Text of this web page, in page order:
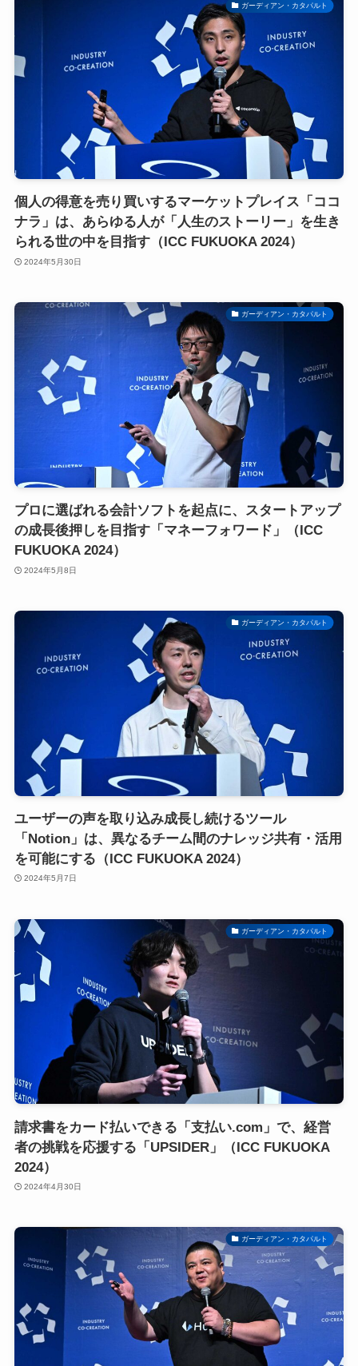
ガーディアン・カタパルト
個人の得意を売り買いするマーケットプレイス「ココ
ナラ」は、あらゆる人が「人生のストーリー」を生き
られる世の中を目指す（ICC FUKUOKA 2024）
2024年5月30日
ガーディアン・カタパルト
プロに選ばれる会計ソフトを起点に、スタートアップ
の成長後押しを目指す「マネーフォワード」（ICC
FUKUOKA 2024）
2024年5月8日
ガーディアン・カタパルト
ユーザーの声を取り込み成長し続けるツール
「Notion」は、異なるチーム間のナレッジ共有・活用
を可能にする（ICC FUKUOKA 2024）
2024年5月7日
ガーディアン・カタパルト
請求書をカード払いできる「支払い.com」で、経営
者の挑戦を応援する「UPSIDER」（ICC FUKUOKA
2024）
2024年4月30日
ガーディアン・カタパルト